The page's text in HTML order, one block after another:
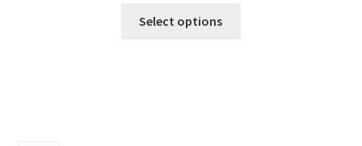
Select options